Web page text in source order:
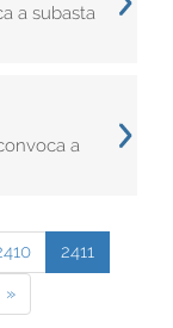
a subasta
a
2411
»